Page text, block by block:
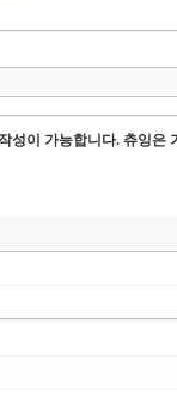
성이 가능합니다. 츄잉은